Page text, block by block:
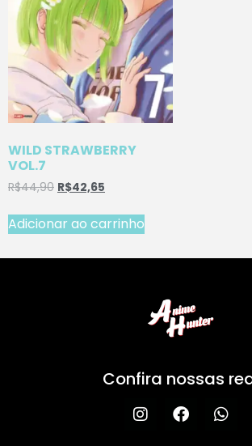
WILD STRAWBERRY
VOL.7
R$44,90 R$42,65
Adicionar ao carrinho
Confira nossas